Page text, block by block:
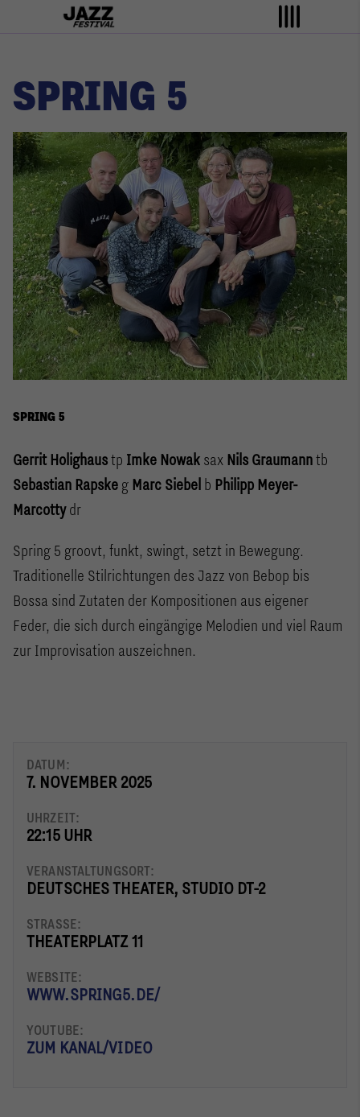
SPRING 5
SPRING 5
Gerrit Holighaustp Imke Nowak sax Nils Graumanntb
Sebastian Rapske g Marc Siebel b Philipp Meyer-
Marcottydr
Spring 5 groovt, funkt, swingt, setzt in Bewegung.
Traditionelle Stilrichtungen des Jazz von Bebop bis
Bossa sind Zutaten der Kompositionen aus eigener
Feder, die sich durch eingängige Melodien und viel Raum
zur Improvisation auszeichnen.
DATUM:
7. NOVEMBER 2025
UHRZEIT:
22:15 UHR
VERANSTALTUNGSORT:
DEUTSCHES THEATER, STUDIO DT-2
STRASSE:
THEATERPLATZ 11
WEBSITE:
WWW.SPRING5.DE/
YOUTUBE:
ZUM KANAL/VIDEO